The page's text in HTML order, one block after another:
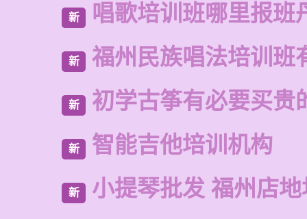
新 唱歌培训班哪里报班
新 福州民族唱法培训班
新 初学古筝有必要买贵
新 智能吉他培训机构
新 小提琴批发 福州店地